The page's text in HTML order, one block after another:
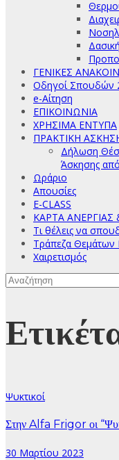
ΓΕΝΙΚΕΣ
Οδηγοί Σπουδών
e-Αίτηση
ΕΠΙΚΟΙΝΩΝΙΑ
ΧΡΗΣΙΜΑ ΕΝΤΥΠΑ
ΠΡΑΚΤΙΚΗ
Δήλωση
Άσκησης
Ωράριο
Απουσίες
E-CLASS
ΚΑΡΤΑ ΑΝΕΡΓΙΑΣ
Τι θέλεις να
Τράπεζα Θεμάτων
Χαιρετισμός
Ψυκτικοί
Στην Alfa Frigor οι
30 Μαρτίου 2023